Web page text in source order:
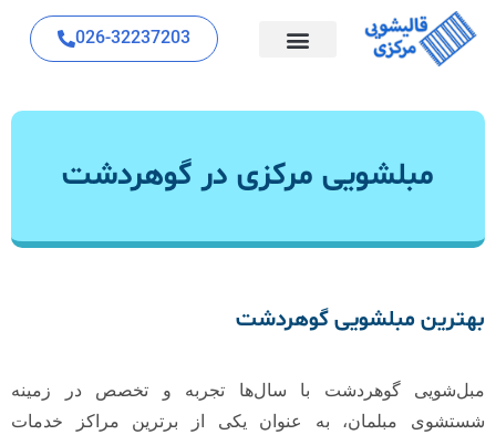
026-32237203
مبلشویی مرکزی در گوهردشت
بهترین مبلشویی گوهردشت
مبل‌شویی گوهردشت با سال‌ها تجربه و تخصص در زمینه
شستشوی مبلمان، به عنوان یکی از برترین مراکز خدمات